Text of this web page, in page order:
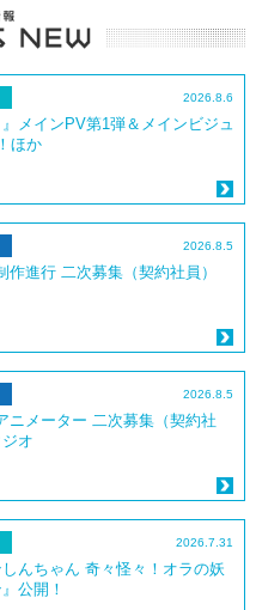
2026.8.6
』メインPV第1弾＆メインビジュ
ほか
2026.8.5
作進行 二次募集（契約社員）
2026.8.5
ニメーター 二次募集（契約社
オ
2026.7.31
しんちゃん 奇々怪々！オラの妖
公開！